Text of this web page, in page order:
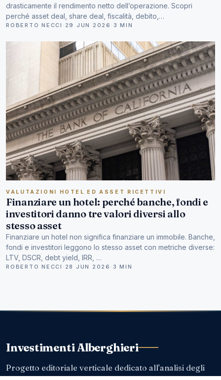
drasticamente il rendimento netto dell’operazione. Scopri
perché asset deal, share deal, fiscalità, debito,…
ROBERTO NECCI · 29 JUN 2026 · 3 MIN
VALUTAZIONI HOTEL ED ASSET RICETTIVI
Finanziare un hotel: perché banche, fondi e
investitori danno tre valori diversi allo
stesso asset
Finanziare un hotel non significa finanziare un immobile. Banche,
fondi e investitori leggono lo stesso asset con metriche diverse:
LTV, DSCR, debt yield, IRR, …
ROBERTO NECCI · 28 JUN 2026 · 3 MIN
Investimenti Alberghieri
Progetto editoriale verticale dedicato all'analisi degli